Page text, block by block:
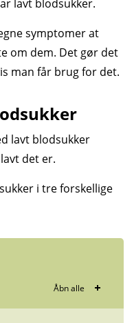
lavt blod­sukker.
symptomer at
om dem. Det gør det
man får brug for det.
lavt blodsukker
det er.
i tre forskellige
Åbn alle